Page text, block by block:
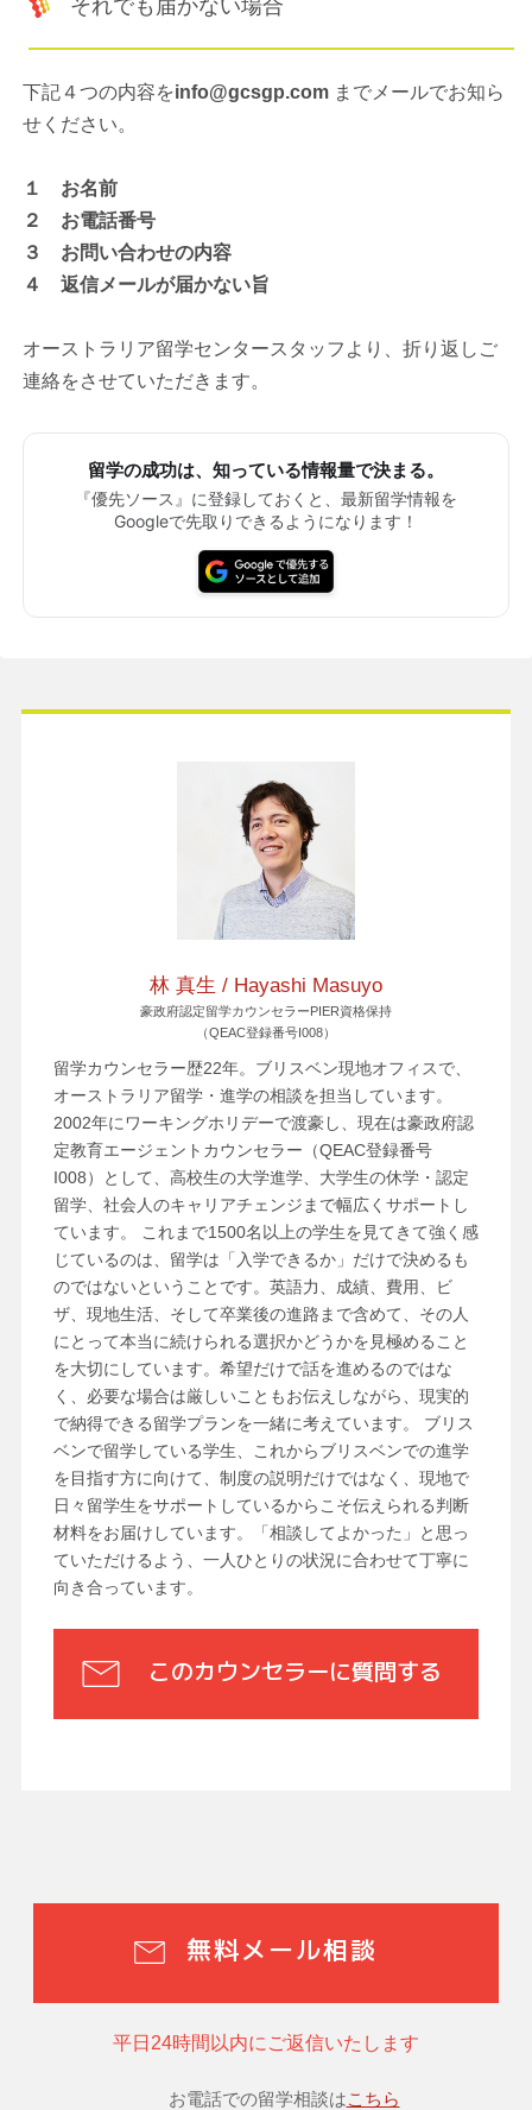
それでも届かない場合
下記４つの内容をinfo@gcsgp.com までメールでお知ら
せください。
１ お名前
２ お電話番号
３ お問い合わせの内容
４ 返信メールが届かない旨
オーストラリア留学センタースタッフより、折り返しご
連絡をさせていただきます。
留学の成功は、知っている情報量で決まる。
『優先ソース』に登録しておくと、最新留学情報を
Googleで先取りできるようになります！
林 真生 / Hayashi Masuyo
豪政府認定留学カウンセラーPIER資格保持
（QEAC登録番号I008）
留学カウンセラー歴22年。ブリスベン現地オフィスで、
オーストラリア留学・進学の相談を担当しています。
2002年にワーキングホリデーで渡豪し、現在は豪政府認
定教育エージェントカウンセラー（QEAC登録番号
I008）として、高校生の大学進学、大学生の休学・認定
留学、社会人のキャリアチェンジまで幅広くサポートし
ています。 これまで1500名以上の学生を見てきて強く感
じているのは、留学は「入学できるか」だけで決めるも
のではないということです。英語力、成績、費用、ビ
ザ、現地生活、そして卒業後の進路まで含めて、その人
にとって本当に続けられる選択かどうかを見極めること
を大切にしています。希望だけで話を進めるのではな
く、必要な場合は厳しいこともお伝えしながら、現実的
で納得できる留学プランを一緒に考えています。 ブリス
ベンで留学している学生、これからブリスベンでの進学
を目指す方に向けて、制度の説明だけではなく、現地で
日々留学生をサポートしているからこそ伝えられる判断
材料をお届けしています。「相談してよかった」と思っ
ていただけるよう、一人ひとりの状況に合わせて丁寧に
向き合っています。
このカウンセラーに質問する
無料メール相談
平日24時間以内にご返信いたします
お電話での留学相談はこちら